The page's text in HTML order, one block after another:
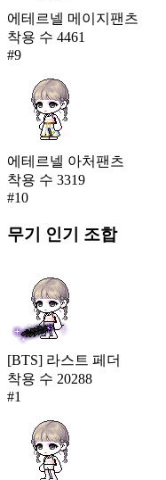
에테르넬 메이지팬츠
착용 수 4461
#9
에테르넬 아처팬츠
착용 수 3319
#10
무기 인기 조합
[BTS] 라스트 페더
착용 수 20288
#1